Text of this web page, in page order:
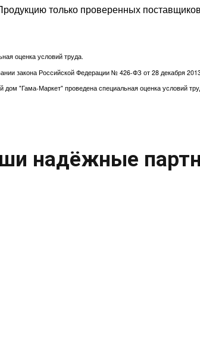
только проверенных
оценка условий труда.
закона Российской Федерации № 426-ФЗ от 28 декабря
дом "Гама-Маркет" проведена специальная оценка условий
надёжные